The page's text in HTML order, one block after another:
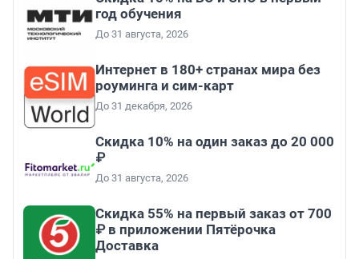
год обучения
До 31 августа, 2026
Интернет в 180+ странах мира без
роуминга и сим-карт
До 31 декабря, 2026
Скидка 10% на один заказ до 20 000
₽
До 31 августа, 2026
Скидка 55% на первый заказ от 700
₽ в приложении Пятёрочка
Доставка